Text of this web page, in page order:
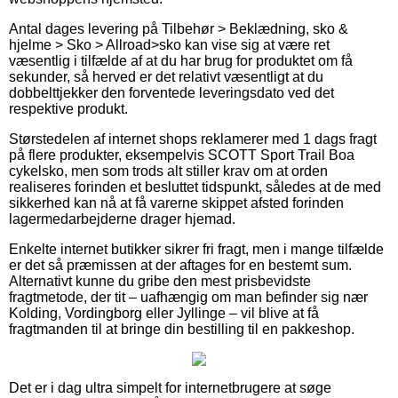
Antal dages levering på Tilbehør > Beklædning, sko &
hjelme > Sko > Allroad>sko kan vise sig at være ret
væsentlig i tilfælde af at du har brug for produktet om få
sekunder, så herved er det relativt væsentligt at du
dobbelttjekker den forventede leveringsdato ved det
respektive produkt.
Størstedelen af internet shops reklamerer med 1 dags fragt
på flere produkter, eksempelvis SCOTT Sport Trail Boa
cykelsko, men som trods alt stiller krav om at orden
realiseres forinden et besluttet tidspunkt, således at de med
sikkerhed kan nå at få varerne skippet afsted forinden
lagermedarbejderne drager hjemad.
Enkelte internet butikker sikrer fri fragt, men i mange tilfælde
er det så præmissen at der aftages for en bestemt sum.
Alternativt kunne du gribe den mest prisbevidste
fragtmetode, der tit – uafhængig om man befinder sig nær
Kolding, Vordingborg eller Jyllinge – vil blive at få
fragtmanden til at bringe din bestilling til en pakkeshop.
Det er i dag ultra simpelt for internetbrugere at søge